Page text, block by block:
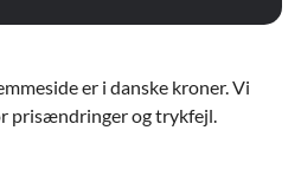
er i danske kroner. Vi
prisændringer og trykfejl.